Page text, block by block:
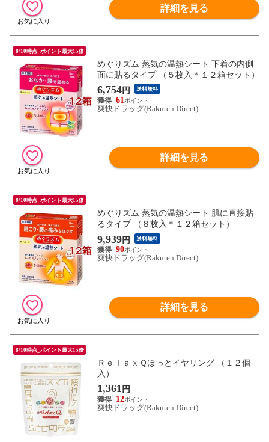
詳細を見る
8/10時点_ポイント最大15倍
めぐりズム 蒸気の温熱シート 下着の内側
面に貼るタイプ （５枚入＊１２箱セット）
6,754円 送料無料
61
爽快ドラッグ(Rakuten Direct)
詳細を見る
8/10時点_ポイント最大15倍
めぐりズム 蒸気の温熱シート 肌に直接貼
るタイプ （８枚入＊１２箱セット）
9,939円 送料無料
90
爽快ドラッグ(Rakuten Direct)
詳細を見る
8/10時点_ポイント最大15倍
ＲｅｌａｘＱほっとイヤリング （１２個
入）
1,361 円
12
爽快ドラッグ(Rakuten Direct)